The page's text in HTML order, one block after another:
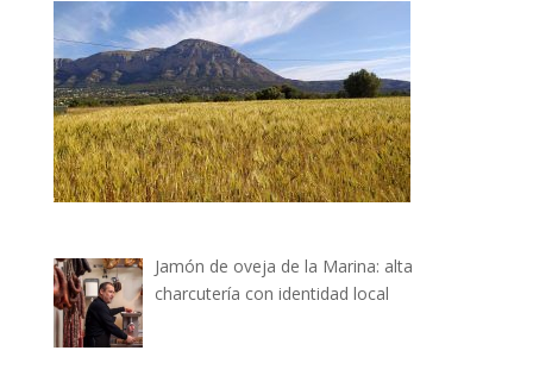
Jamón de oveja de la Marina: alta
charcutería con identidad local